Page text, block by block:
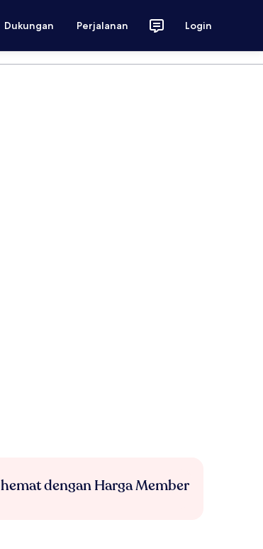
Dukungan Perjalanan Login
dengan Harga Member